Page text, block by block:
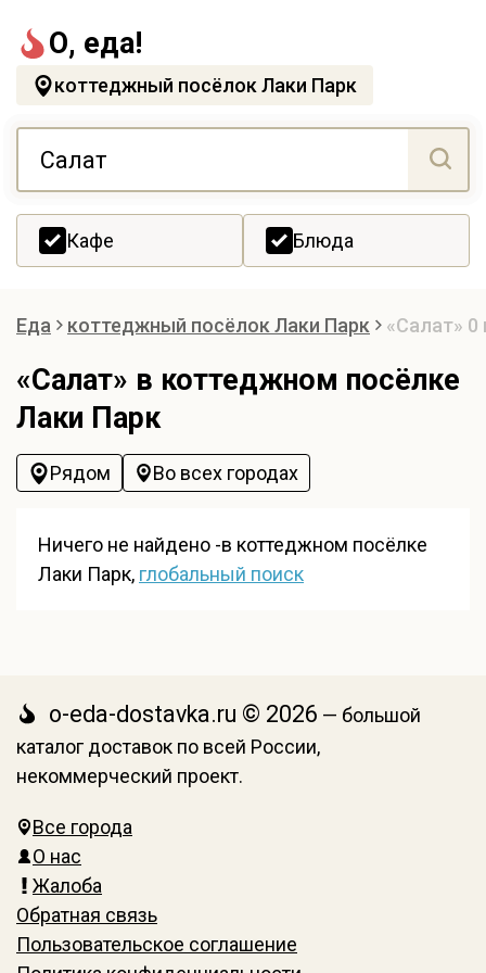
О, еда!
коттеджный посёлок Лаки Парк
Кафе Блюда
Еда коттеджный посёлок Лаки Парк «Салат» 0
«Салат» в коттеджном посёлке
Лаки Парк
Рядом Во всех городах
Ничего не найдено -в коттеджном посёлке
Лаки Парк, глобальный поиск
o-eda-dostavka.ru © 2026 — большой
каталог доставок по всей России,
некоммерческий проект.
Все города
О нас
Жалоба
Обратная связь
Пользовательское соглашение